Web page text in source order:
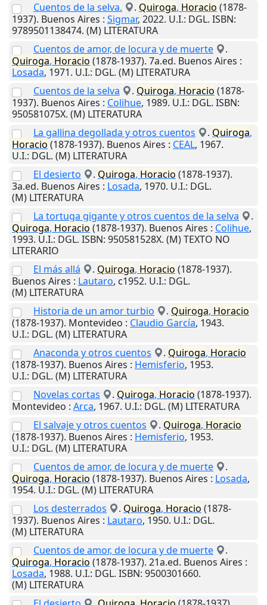
Cuentos de la selva.
. Quiroga, Horacio (1878-
1937). Buenos Aires : Sigmar, 2022. U.I.: DGL. ISBN:
9789501138474. (M) LITERATURA
Cuentos de amor, de locura y de muerte
.
Quiroga, Horacio (1878-1937). 7a.ed. Buenos Aires :
Losada, 1971. U.I.: DGL. (M) LITERATURA
Cuentos de la selva
. Quiroga, Horacio (1878-
1937). Buenos Aires : Colihue, 1989. U.I.: DGL. ISBN:
950581075X. (M) LITERATURA
La gallina degollada y otros cuentos
. Quiroga,
Horacio (1878-1937). Buenos Aires : CEAL, 1967.
U.I.: DGL. (M) LITERATURA
El desierto
. Quiroga, Horacio (1878-1937).
3a.ed. Buenos Aires : Losada, 1970. U.I.: DGL.
(M) LITERATURA
La tortuga gigante y otros cuentos de la selva
.
Quiroga, Horacio (1878-1937). Buenos Aires : Colihue,
1993. U.I.: DGL. ISBN: 950581528X. (M) TEXTO NO
LITERARIO
El más allá
. Quiroga, Horacio (1878-1937).
Buenos Aires : Lautaro, c1952. U.I.: DGL.
(M) LITERATURA
Historia de un amor turbio
. Quiroga, Horacio
(1878-1937). Montevideo : Claudio García, 1943.
U.I.: DGL. (M) LITERATURA
Anaconda y otros cuentos
. Quiroga, Horacio
(1878-1937). Buenos Aires : Hemisferio, 1953.
U.I.: DGL. (M) LITERATURA
Novelas cortas
. Quiroga, Horacio (1878-1937).
Montevideo : Arca, 1967. U.I.: DGL. (M) LITERATURA
El salvaje y otros cuentos
. Quiroga, Horacio
(1878-1937). Buenos Aires : Hemisferio, 1953.
U.I.: DGL. (M) LITERATURA
Cuentos de amor, de locura y de muerte
.
Quiroga, Horacio (1878-1937). Buenos Aires : Losada,
1954. U.I.: DGL. (M) LITERATURA
Los desterrados
. Quiroga, Horacio (1878-
1937). Buenos Aires : Lautaro, 1950. U.I.: DGL.
(M) LITERATURA
Cuentos de amor, de locura y de muerte
.
Quiroga, Horacio (1878-1937). 21a.ed. Buenos Aires :
Losada, 1988. U.I.: DGL. ISBN: 9500301660.
(M) LITERATURA